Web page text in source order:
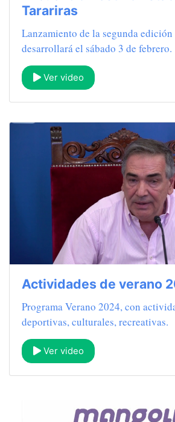
Tarariras
Lanzamiento de la segunda edición
desarrollará el sábado 3 de febrero.
Ver video
Actividades de verano
Programa Verano 2024, con
deportivas, culturales, recreativas.
Ver video